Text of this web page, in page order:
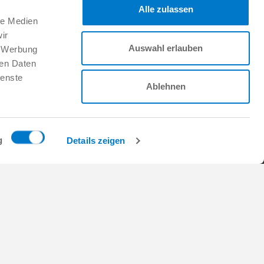
Medien
Daten
Details zeigen
Alle zulassen
Auswahl erlauben
Ablehnen
팔로우하세요:
지원
Zimmer Group에서의 근무